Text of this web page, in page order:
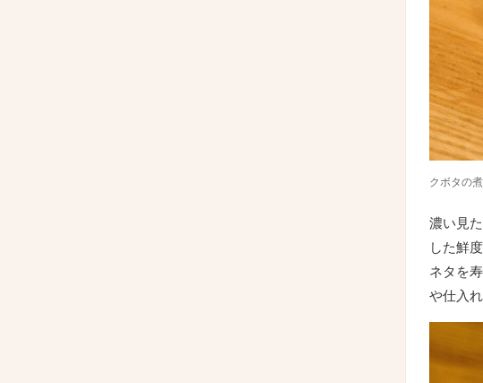
クボタの
濃い見
した鮮
ネタを
や仕入